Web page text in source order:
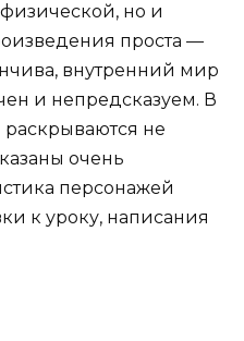
физической, но и
проста —
внутренний мир
и непредсказуем. В
раскрываются не
очень
персонажей
к уроку, написания